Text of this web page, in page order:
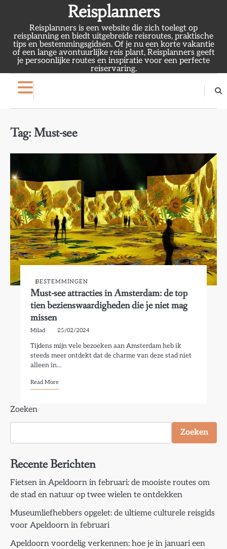
Reisplanners
Reisplanners is een website die zich toelegt op
reisplanning en biedt uitgebreide reisroutes, praktische
tips en bestemmingsgidsen. Of je nu een korte vakantie
of een lange avontuurlijke reis plant, Reisplanners geeft
je persoonlijke routes en inspiratie voor een perfecte
reiservaring.
Tag: Must-see
BESTEMMINGEN
Must-see attracties in Amsterdam: de top
tien bezienswaardigheden die je niet mag
missen
Milad 25/02/2024
Tijdens mijn vele bezoeken aan Amsterdam heb ik
steeds meer ontdekt dat de charme van deze stad niet
alleen in…
Read More
Zoeken
Zoeken
Recente Berichten
Fietsen in Apeldoorn in februari: de mooiste routes om
de stad en natuur op twee wielen te ontdekken
Museumliefhebbers opgelet: de ultieme culturele reisgids
voor Apeldoorn in februari
Apeldoorn voordelig verkennen: hoe je in januari een